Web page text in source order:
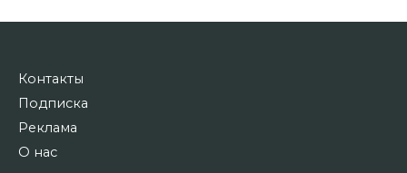
Контакты
Подписка
Реклама
О нас